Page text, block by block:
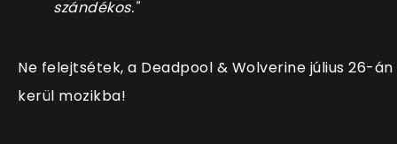
szándékos."
Ne felejtsétek, a Deadpool & Wolverine július 26-án
kerül mozikba!